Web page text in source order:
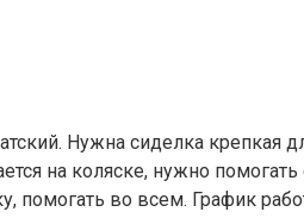
Нужна сиделка крепкая
на коляске, нужно помогать
помогать во всем. График